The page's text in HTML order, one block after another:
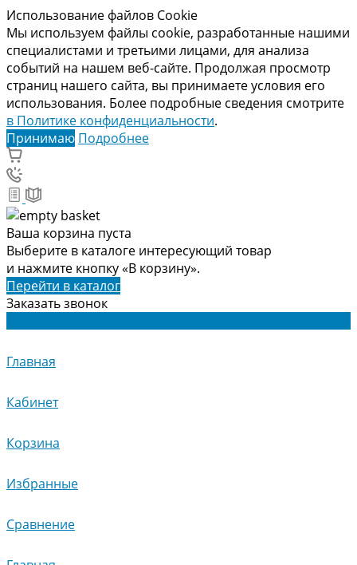
Использование файлов Cookie
Мы используем файлы cookie, разработанные нашими
специалистами и третьими лицами, для анализа
событий на нашем веб-сайте. Продолжая просмотр
страниц нашего сайта, вы принимаете условия его
использования. Более подробные сведения смотрите
в Политике конфиденциальности.
Принимаю Подробнее
Ваша корзина пуста
Выберите в каталоге интересующий товар
и нажмите кнопку «В корзину».
Перейти в каталог
Заказать звонок
Главная
Кабинет
Корзина
Избранные
Сравнение